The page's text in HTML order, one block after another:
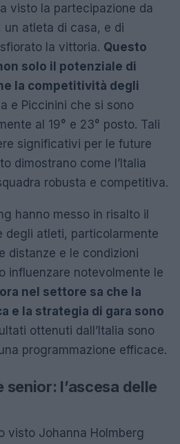
visto la partecipazione da
un atleta di casa, e di
la vittoria. Questo
solo il potenziale di
la competitività degli
e Piccinini che si sono
al 19° e 23° posto. Tali
significativi per le future
dimostrano come l’Italia
robusta e competitiva.
hanno messo in risalto il
degli atleti, particolarmente
distanze e le condizioni
influenzare notevolmente le
nel settore sa che la
e la strategia di gara sono
ottenuti dall’Italia sono
programmazione efficace.
senior: l’ascesa delle
visto Johanna Holmberg